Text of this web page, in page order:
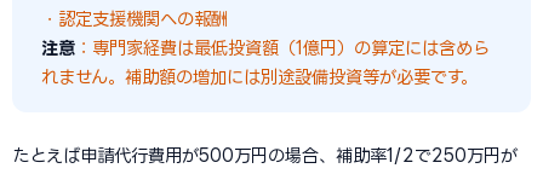
・認定支援機関への報酬
注意 ：専門家経費は最低投資額（1億円）の算定には含めら
れません。補助額の増加には別途設備投資等が必要です。
たとえば申請代行費用が500万円の場合、補助率1/2で250万円が